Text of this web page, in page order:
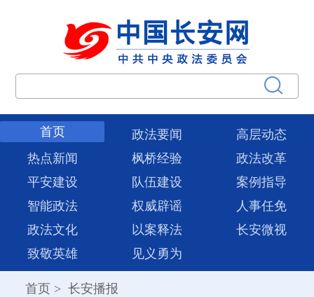
首页 政法要闻
高层动态
热点新闻
枫桥经验
政法改革
平安建设
队伍建设
案例指导
智能政法
权威辟谣
人事任免
政法文化
以案释法
长安微视
致敬英雄
见义勇为
首页 > 长安播报